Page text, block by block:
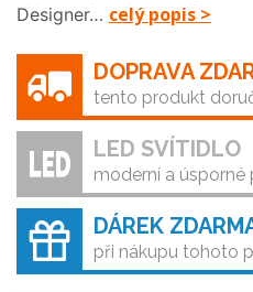
Designer… celý popis >
DOPRAVA
tento produkt
LED SVÍTIDLO
moderní a úsporné
DÁREK
při nákupu tohoto